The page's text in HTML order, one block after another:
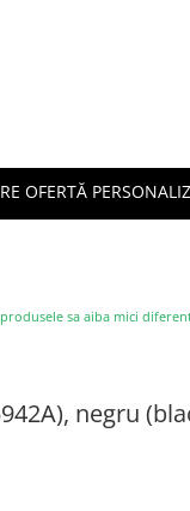
OFERTĂ
sa aiba mici
negru